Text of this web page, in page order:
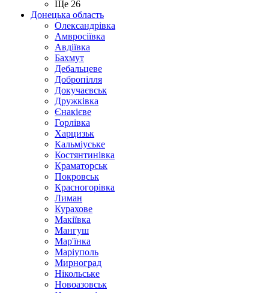
Ще 26
Донецька область
Олександрівка
Амвросіївка
Авдіївка
Бахмут
Дебальцеве
Добропілля
Докучаєвськ
Дружківка
Єнакієве
Горлівка
Харцизьк
Кальміуське
Костянтинівка
Краматорськ
Покровськ
Красногорівка
Лиман
Курахове
Макіївка
Мангуш
Мар'їнка
Маріуполь
Мирноград
Нікольське
Новоазовськ